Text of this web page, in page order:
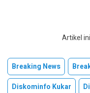
Artikel
Breaking News
Diskominfo Kukar